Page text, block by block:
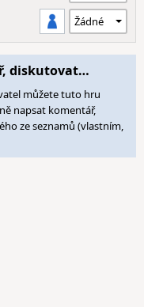
diskutovat…
můžete tuto hru
napsat komentář,
ze seznamů (vlastním,